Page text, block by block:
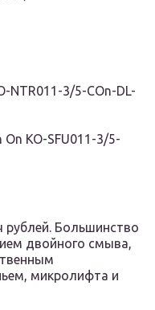
NTR011-3/5-COn-DL-
On KO-SFU011-3/5-
рублей. Большинство
двойного смыва,
микролифта и